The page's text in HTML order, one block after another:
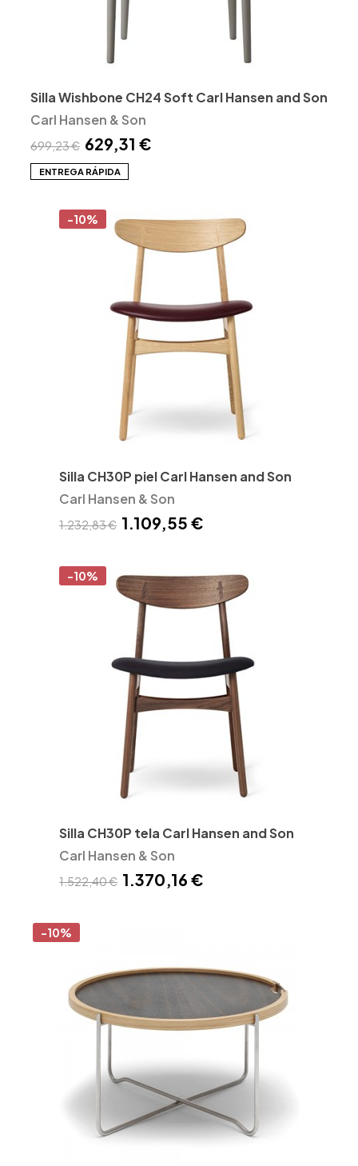
Silla Wishbone CH24 Soft Carl Hansen and Son
Carl Hansen & Son
699,23 € 629,31 €
ENTREGA RÁPIDA
-10%
Silla CH30P piel Carl Hansen and Son
Carl Hansen & Son
1.232,83 € 1.109,55 €
-10%
Silla CH30P tela Carl Hansen and Son
Carl Hansen & Son
1.522,40 € 1.370,16 €
-10%